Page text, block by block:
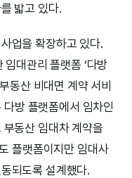
밟고 있다.
업을 확장하고 있다.
대관리 플랫폼 ‘다방
동산 비대면 계약 서비
다방 플랫폼에서 임차인
동산 임대차 계약을
플랫폼이지만 임대사
되도록 설계했다.